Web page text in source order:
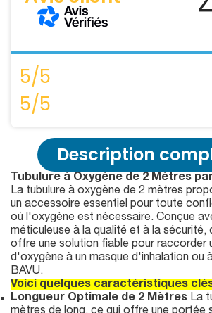
5/5
5/5
Description
Tubulure à Oxygène de 2 Mètres
La tubulure à oxygène de 2 mètres
un accessoire essentiel pour toute
où l'oxygène est nécessaire. Conçue
méticuleuse à la qualité et à la sécurité,
offre une solution fiable pour raccorder
d'oxygène à un masque d'inhalation ou
BAVU.
Voici quelques caractéristiques
Longueur Optimale de 2 Mètres La